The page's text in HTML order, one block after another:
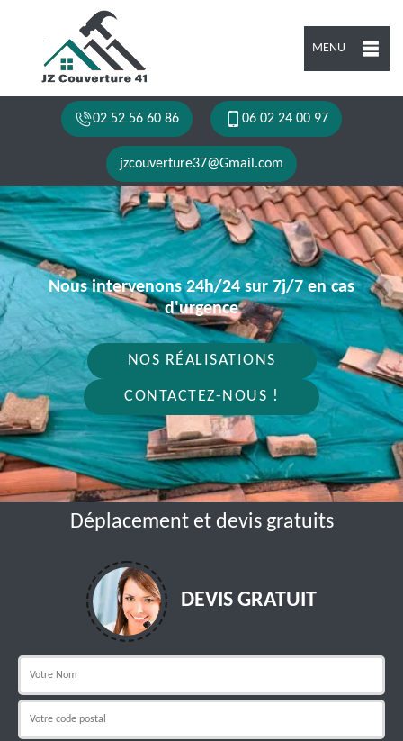
MENU
02 52 56 60 86 06 02 24 00 97
jzcouverture37@Gmail.com
Nous intervenons 24h/24 sur 7j/7 en cas
d'urgence
NOS RÉALISATIONS
CONTACTEZ-NOUS !
Déplacement et devis gratuits
DEVIS GRATUIT